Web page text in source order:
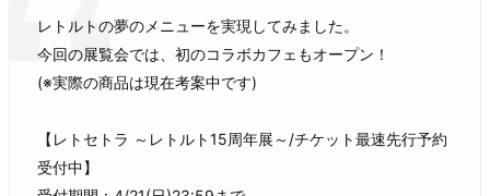
レトルトの夢のメニューを実現してみました。
今回の展覧会では、初のコラボカフェもオープン！
(※実際の商品は現在考案中です)
【レトセトラ ～レトルト15周年展～/チケット最速先行予約
受付中】